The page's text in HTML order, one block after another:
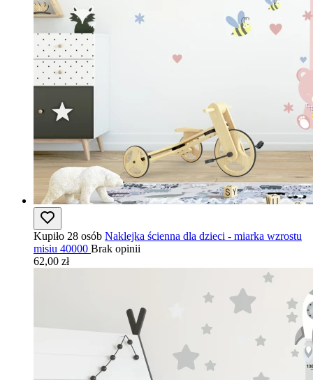
Kupiło 28 osób Naklejka ścienna dla dzieci - miarka wzrostu
misiu 40000 Brak opinii
62,00 zł